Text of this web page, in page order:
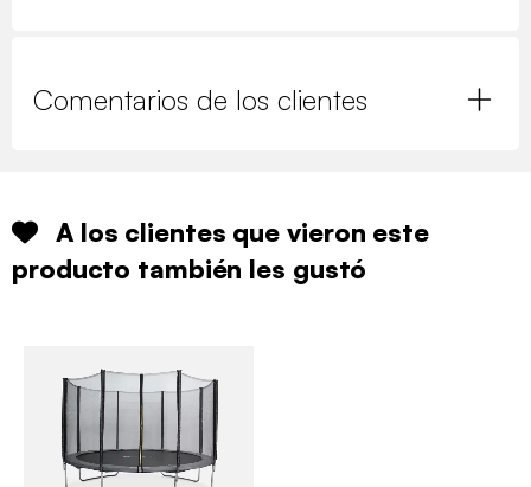
Comentarios de los clientes
A los clientes que vieron este
producto también les gustó